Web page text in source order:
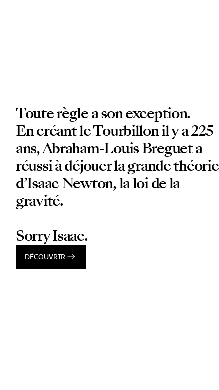
Toute règle a son exception.
En créant le Tourbillon il y a 225
ans, Abraham-Louis Breguet a
réussi à déjouer la grande théorie
d’Isaac Newton, la loi de la
gravité.
Sorry Isaac.
DÉCOUVRIR